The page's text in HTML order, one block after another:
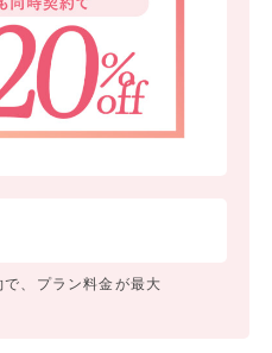
、プラン料金が最大